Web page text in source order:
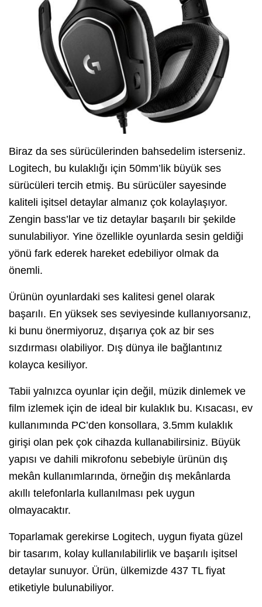
Biraz da ses sürücülerinden bahsedelim isterseniz.
Logitech, bu kulaklığı için 50mm’lik büyük ses
sürücüleri tercih etmiş. Bu sürücüler sayesinde
kaliteli işitsel detaylar almanız çok kolaylaşıyor.
Zengin bass’lar ve tiz detaylar başarılı bir şekilde
sunulabiliyor. Yine özellikle oyunlarda sesin geldiği
yönü fark ederek hareket edebiliyor olmak da
önemli.
Ürünün oyunlardaki ses kalitesi genel olarak
başarılı. En yüksek ses seviyesinde kullanıyorsanız,
ki bunu önermiyoruz, dışarıya çok az bir ses
sızdırması olabiliyor. Dış dünya ile bağlantınız
kolayca kesiliyor.
Tabii yalnızca oyunlar için değil, müzik dinlemek ve
film izlemek için de ideal bir kulaklık bu. Kısacası, ev
kullanımında PC’den konsollara, 3.5mm kulaklık
girişi olan pek çok cihazda kullanabilirsiniz. Büyük
yapısı ve dahili mikrofonu sebebiyle ürünün dış
mekân kullanımlarında, örneğin dış mekânlarda
akıllı telefonlarla kullanılması pek uygun
olmayacaktır.
Toparlamak gerekirse Logitech, uygun fiyata güzel
bir tasarım, kolay kullanılabilirlik ve başarılı işitsel
detaylar sunuyor. Ürün, ülkemizde 437 TL fiyat
etiketiyle bulunabiliyor.